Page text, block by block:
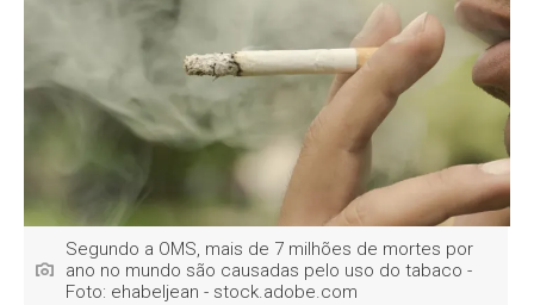
Segundo a OMS, mais de 7 milhões de mortes por
ano no mundo são causadas pelo uso do tabaco -
Foto: ehabeljean - stock.adobe.com